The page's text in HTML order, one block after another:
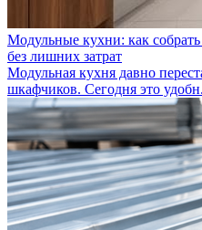
Модульные кухни: как
без лишних затрат
Модульная кухня давно
шкафчиков. Сегодня это